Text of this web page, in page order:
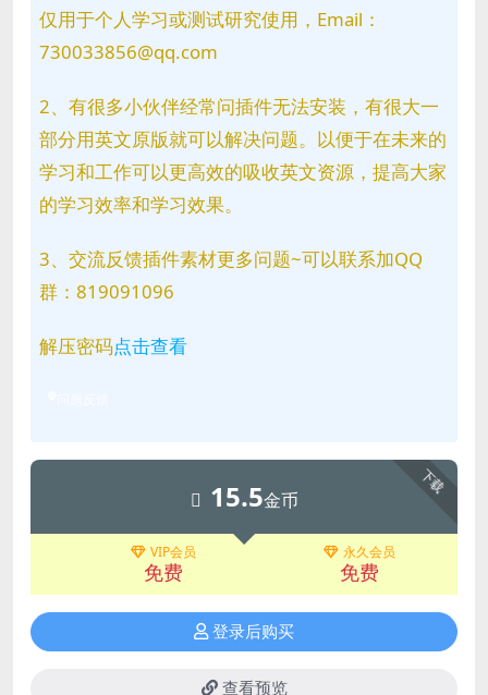
仅用于个人学习或测试研究使用，Email：
730033856@qq.com
2、有很多小伙伴经常问插件无法安装，有很大一
部分用英文原版就可以解决问题。以便于在未来的
学习和工作可以更高效的吸收英文资源，提高大家
的学习效率和学习效果。
3、交流反馈插件素材更多问题~可以联系加QQ
群：819091096
解压密码点击查看
下载
15.5金币
VIP会员
免费
永久会员
免费
登录后购买
查看预览